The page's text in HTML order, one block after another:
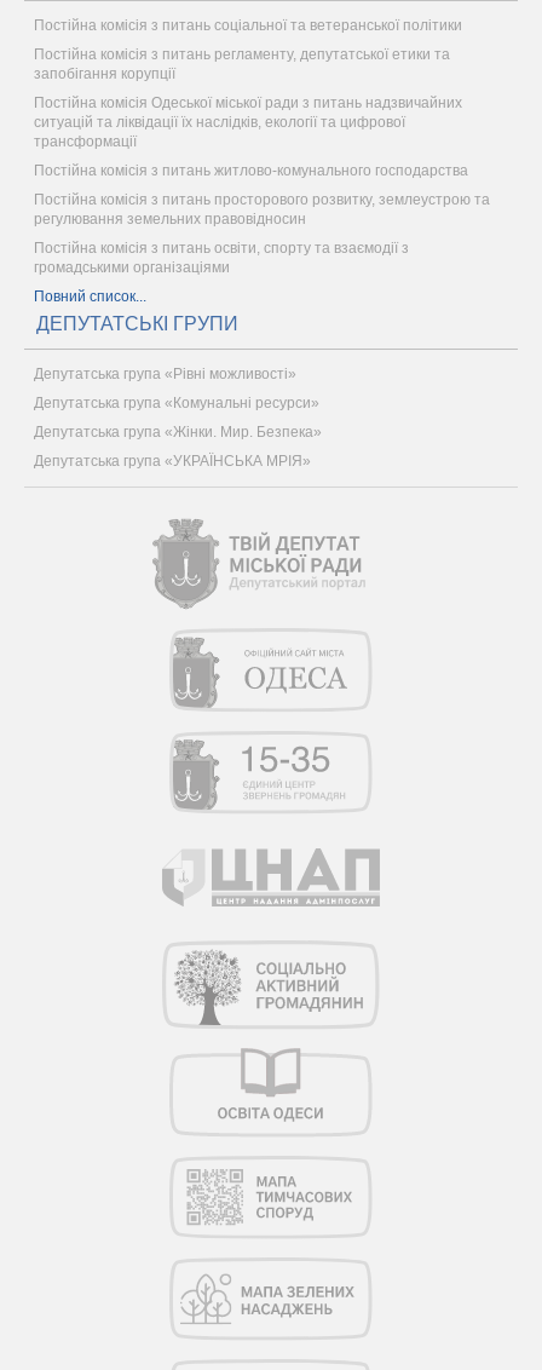
Постійна комісія з питань соціальної та ветеранської політики
Постійна комісія з питань регламенту, депутатської етики та
запобігання корупції
Постійна комісія Одеської міської ради з питань надзвичайних
ситуацій та ліквідації їх наслідків, екології та цифрової
трансформації
Постійна комісія з питань житлово-комунального господарства
Постійна комісія з питань просторового розвитку, землеустрою та
регулювання земельних правовідносин
Постійна комісія з питань освіти, спорту та взаємодії з
громадськими організаціями
Повний список...
ДЕПУТАТСЬКІ ГРУПИ
Депутатська група «Рівні можливості»
Депутатська група «Комунальні ресурси»
Депутатська група «Жінки. Мир. Безпека»
Депутатська група «УКРАЇНСЬКА МРІЯ»